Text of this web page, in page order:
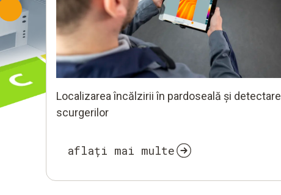
Localizarea încălzirii în pardoseală și
scurgerilor
aflați mai multe
de încălzire și detectați
ajutorul camerelor cu termoviziune
Verificați tablourile și componentele electrice
pentru depistarea punctelor fierbinți